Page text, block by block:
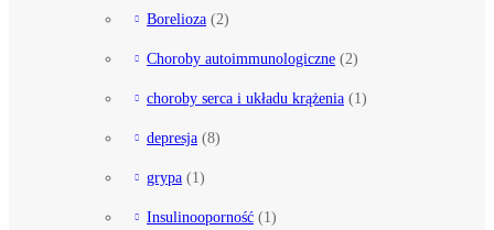
Borelioza (2)
Choroby autoimmunologiczne (2)
choroby serca i układu krążenia (1)
depresja (8)
grypa (1)
Insulinooporność (1)